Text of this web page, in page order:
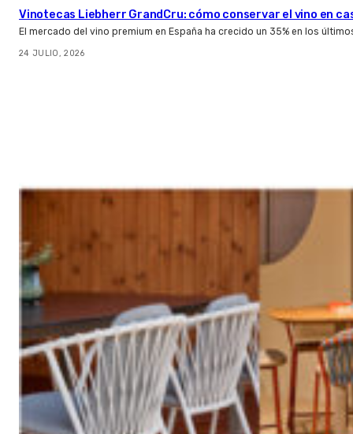
Vinotecas Liebherr GrandCru: cómo conservar el vino en
El mercado del vino premium en España ha crecido un 35% en los
24 JULIO, 2026